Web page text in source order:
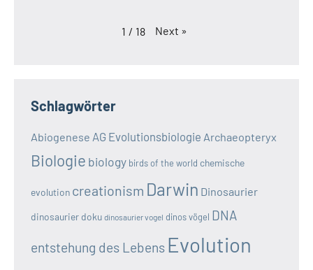
1 / 18 Next »
Schlagwörter
Abiogenese AG Evolutionsbiologie Archaeopteryx
Biologie biology birds of the world chemische
evolution creationism Darwin Dinosaurier
dinosaurier doku dinosaurier vogel dinos vögel DNA
entstehung des Lebens Evolution